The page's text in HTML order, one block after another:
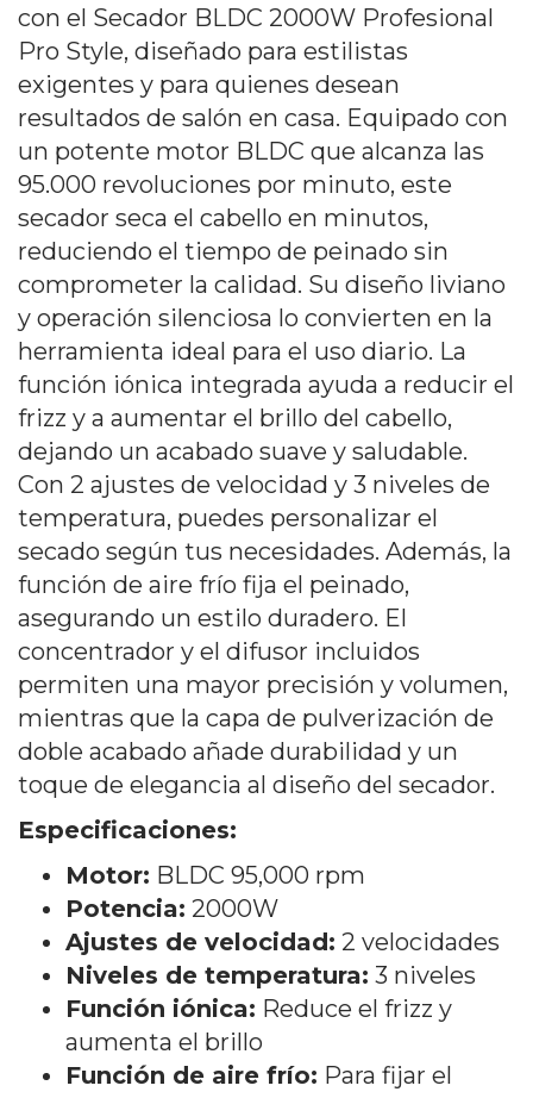
con el Secador BLDC 2000W Profesional
Pro Style, diseñado para estilistas
exigentes y para quienes desean
resultados de salón en casa. Equipado con
un potente motor BLDC que alcanza las
95.000 revoluciones por minuto, este
secador seca el cabello en minutos,
reduciendo el tiempo de peinado sin
comprometer la calidad. Su diseño liviano
y operación silenciosa lo convierten en la
herramienta ideal para el uso diario. La
función iónica integrada ayuda a reducir el
frizz y a aumentar el brillo del cabello,
dejando un acabado suave y saludable.
Con 2 ajustes de velocidad y 3 niveles de
temperatura, puedes personalizar el
secado según tus necesidades. Además, la
función de aire frío fija el peinado,
asegurando un estilo duradero. El
concentrador y el difusor incluidos
permiten una mayor precisión y volumen,
mientras que la capa de pulverización de
doble acabado añade durabilidad y un
toque de elegancia al diseño del secador.
Especificaciones:
Motor: BLDC 95,000 rpm
Potencia: 2000W
Ajustes de velocidad: 2 velocidades
Niveles de temperatura: 3 niveles
Función iónica: Reduce el frizz y
aumenta el brillo
Función de aire frío: Para fijar el